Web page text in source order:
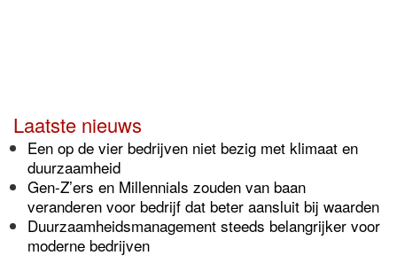
Laatste nieuws
Een op de vier bedrijven niet bezig met klimaat en
duurzaamheid
Gen-Z’ers en Millennials zouden van baan
veranderen voor bedrijf dat beter aansluit bij waarden
Duurzaamheidsmanagement steeds belangrijker voor
moderne bedrijven